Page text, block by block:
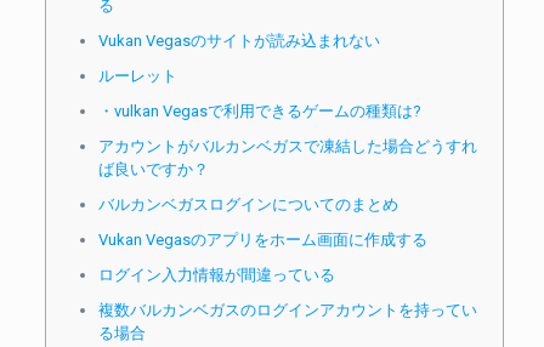
る
Vukan Vegasのサイトが読み込まれない
ルーレット
・vulkan Vegasで利用できるゲームの種類は?
アカウントがバルカンベガスで凍結した場合どうすれ
ば良いですか？
バルカンベガスログインについてのまとめ
Vukan Vegasのアプリをホーム画面に作成する
ログイン入力情報が間違っている
複数バルカンベガスのログインアカウントを持ってい
る場合